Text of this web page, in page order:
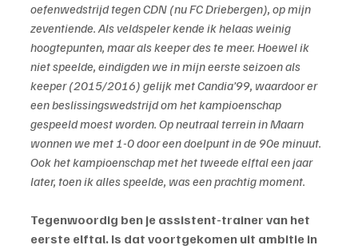
oefenwedstrijd tegen CDN (nu FC Driebergen), op mijn
zeventiende. Als veldspeler kende ik helaas weinig
hoogtepunten, maar als keeper des te meer. Hoewel ik
niet speelde, eindigden we in mijn eerste seizoen als
keeper (2015/2016) gelijk met Candia’99, waardoor er
een beslissingswedstrijd om het kampioenschap
gespeeld moest worden. Op neutraal terrein in Maarn
wonnen we met 1-0 door een doelpunt in de 90e minuut.
Ook het kampioenschap met het tweede elftal een jaar
later, toen ik alles speelde, was een prachtig moment.
Tegenwoordig ben je assistent-trainer van het
eerste elftal. Is dat voortgekomen uit ambitie in